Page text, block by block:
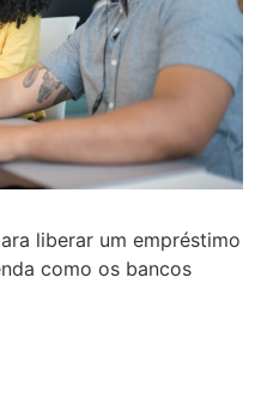
liberar um empréstimo
como os bancos